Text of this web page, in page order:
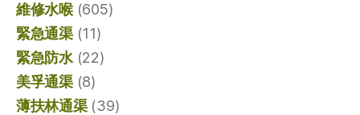
維修水喉(605)
緊急通渠(11)
緊急防水(22)
美孚通渠(8)
薄扶林通渠(39)